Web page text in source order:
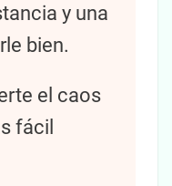
y una
bien.
el caos
fácil